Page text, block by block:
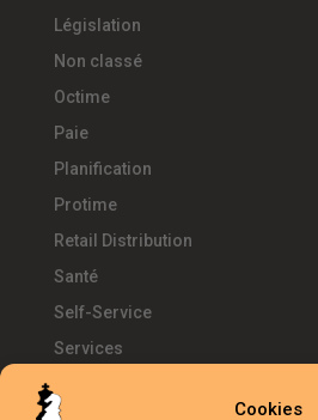
Cookies
Législation
Non classé
Octime
Paie
Planification
Protime
Retail Distribution
Santé
Self-Service
Services